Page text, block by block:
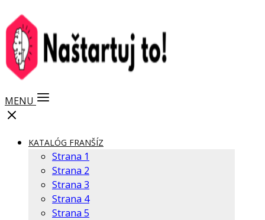
MENU
KATALÓG FRANŠÍZ
Strana 1
Strana 2
Strana 3
Strana 4
Strana 5